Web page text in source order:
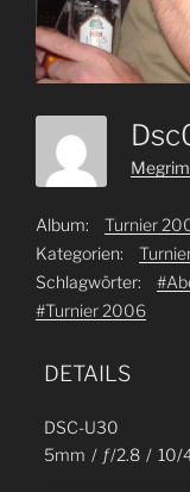
Megrim
Album:
Turnier
Kategorien:
Schlagwörter:
#Turnier 2006
DETAILS
DSC-U30
5mm / ƒ/2.8 / 10/